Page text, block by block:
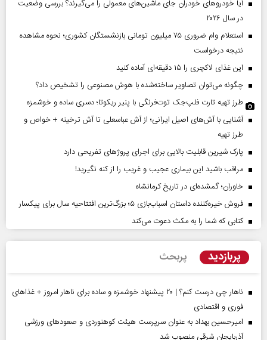
آیا خودروهای خودران جای ماشین‌های معمولی را می‌گیرند؟ بررسی وضعیت
در سال ۲۰۲۶
استعلام وام ضروری ۷۵ میلیون تومانی بازنشستگان کشوری؛ نحوه مشاهده
نتیجه درخواست
این غذای لاکچری را ۱۵ دقیقه‌ای آماده کنید
چگونه می‌توان تصاویر ساخته‌شده با هوش مصنوعی را تشخیص داد؟
طرز تهیه تارت فلپ‌جک توت‌فرنگی با پنیر ریکوتا؛ دسری ساده و خوشمزه
آشنایی با آش‌های اصیل ایرانی؛ از آش عباسعلی تا آش ترخینه + خواص و
طرز تهیه
پارک شیرین قابلیت‌ بالایی برای اجرای پروژهای تفریحی دارد
مراقب باشید این بیماری عجیب و غریب را از کنه نگیرید!
خاوران؛ گمشده‌ای در تاریخ کرمانشاه
فروش خیره‌کننده داستان اسباب‌بازی ۵؛ بزرگ‌ترین افتتاحیه سال برای پیکسار
کتابی که شما را به مکث دعوت می‌کند
پربازدید پربحث
ناهار چی درست کنم؟ | ۲۰ پیشنهاد خوشمزه و ساده برای ناهار امروز + غذاهای
فوری و اقتصادی
امیرحسین بهداد به عنوان سرپرست هیئت کوهنوردی و صعودهای ورزشی
آذربایجان شرقی منصوب شد